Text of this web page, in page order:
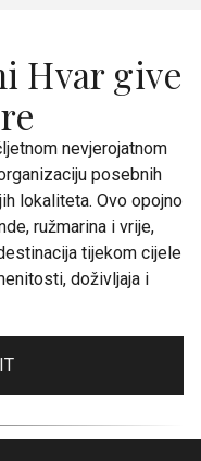
Hvar give
nevjerojatnom
posebnih
lokaliteta. Ovo opojno
ružmarina i vrije,
tijekom cijele
doživljaja i